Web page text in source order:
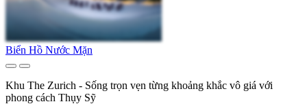
Biển Hồ Nước Mặn
Khu The Zurich - Sống trọn vẹn từng khoảng khắc vô giá với
phong cách Thụy Sỹ